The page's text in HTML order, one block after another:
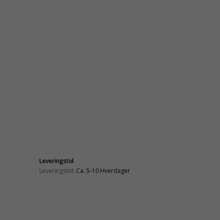
Leveringstid
Leveringstid: Ca. 5-10 Hverdager